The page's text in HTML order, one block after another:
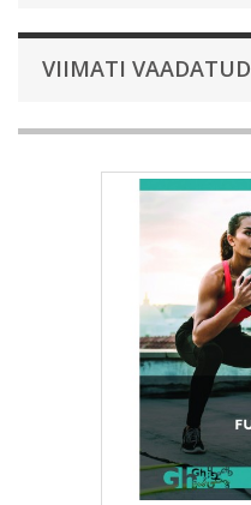
VIIMATI VAADATUD